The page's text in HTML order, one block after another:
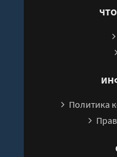
Политика